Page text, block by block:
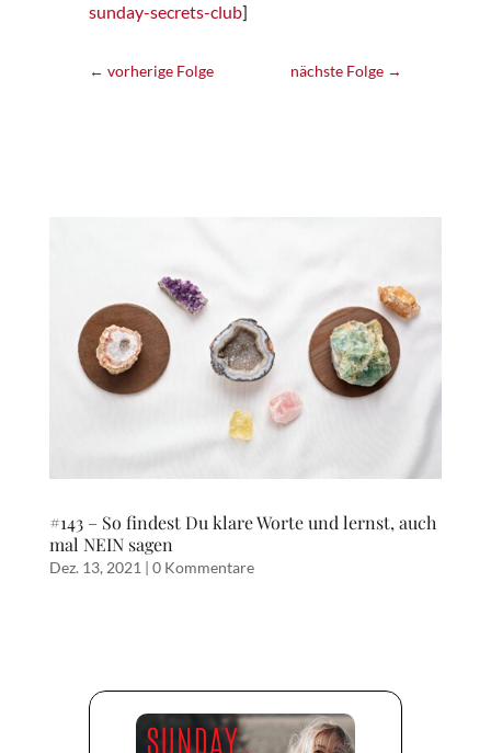
sunday-secrets-club]
← vorherige Folge nächste Folge →
#143 – So findest Du klare Worte und lernst, auch
mal NEIN sagen
Dez. 13, 2021 | 0 Kommentare